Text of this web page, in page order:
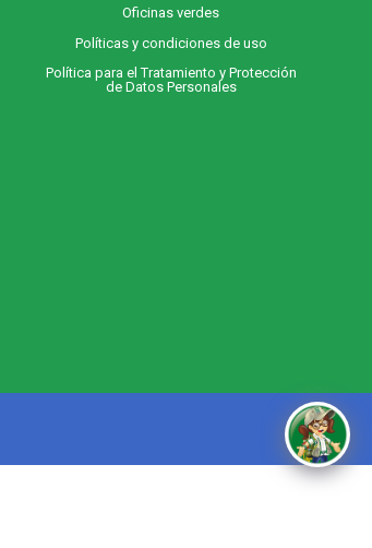
Oficinas verdes
Políticas y condiciones de uso
Política para el Tratamiento y Protección
de Datos Personales